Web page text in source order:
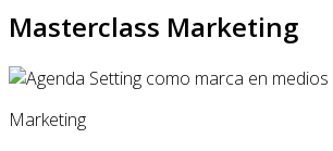
Masterclass Marketing
Marketing